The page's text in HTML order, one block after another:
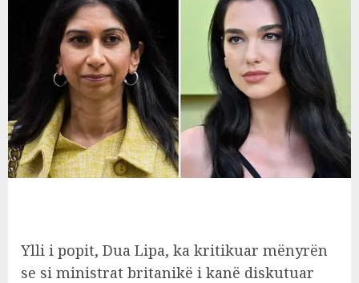
Ylli i popit, Dua Lipa, ka kritikuar mënyrën
se si ministrat britanikë i kanë diskutuar